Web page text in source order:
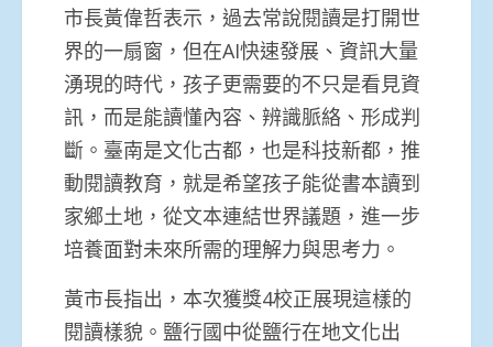
市長黃偉哲表示，過去常說閱讀是打開世
界的一扇窗，但在AI快速發展、資訊大量
湧現的時代，孩子更需要的不只是看見資
訊，而是能讀懂內容、辨識脈絡、形成判
斷。臺南是文化古都，也是科技新都，推
動閱讀教育，就是希望孩子能從書本讀到
家鄉土地，從文本連結世界議題，進一步
培養面對未來所需的理解力與思考力。
黃市長指出，本次獲獎4校正展現這樣的
閱讀樣貌。鹽行國中從鹽行在地文化出